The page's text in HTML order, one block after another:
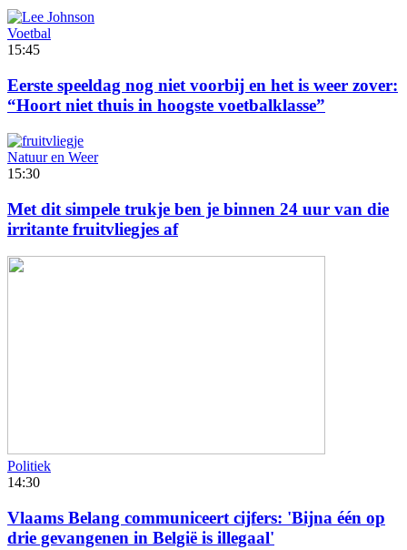
Voetbal
15:45
Eerste speeldag nog niet voorbij en het is weer zover:
“Hoort niet thuis in hoogste voetbalklasse”
Natuur en Weer
15:30
Met dit simpele trukje ben je binnen 24 uur van die
irritante fruitvliegjes af
Politiek
14:30
Vlaams Belang communiceert cijfers: 'Bijna één op
drie gevangenen in België is illegaal'